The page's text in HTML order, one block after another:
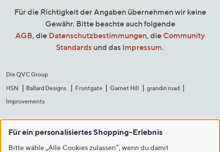
Für die Richtigkeit der Angaben übernehmen wir keine
Gewähr. Bitte beachte auch folgende
AGB, die Datenschutzbestimmungen, die Community
Standards und das Impressum.
Die QVC Group
HSN
Ballard Designs Frontgate Garnet Hill
grandin road
Improvements
Für ein personalisiertes Shopping-Erlebnis
Bitte wähle „Alle Cookies zulassen“, wenn du damit